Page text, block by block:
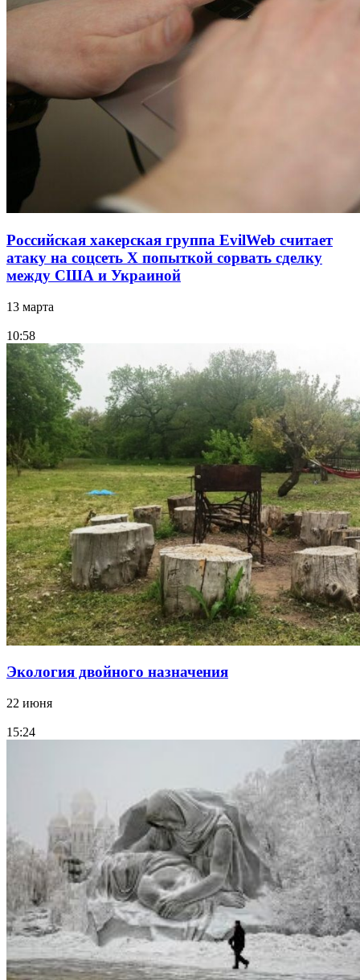
Российская хакерская группа EvilWeb считает
атаку на соцсеть Х попыткой сорвать сделку
между США и Украиной
13 марта
10:58
Экология двойного назначения
22 июня
15:24